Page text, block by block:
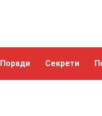
Поради Секрети